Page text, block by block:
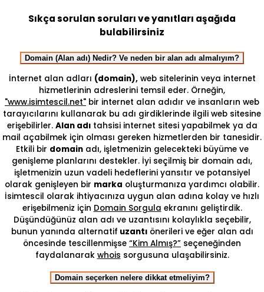
Sıkça sorulan soruları ve yanıtları aşağıda
bulabilirsiniz
Domain (Alan adı) Nedir? Ve neden bir alan adı almalıyım?
İnternet alan adları (domain),web sitelerinin veya internet
hizmetlerinin adreslerini temsil eder. Örneğin,
"www.isimtescil.net" bir internet alan adıdır ve insanların web
tarayıcılarını kullanarak bu adı girdiklerinde ilgili web sitesine
erişebilirler. Alan adıtahsisi internet sitesi yapabilmek ya da
mail açabilmek için olması gereken hizmetlerden bir tanesidir.
Etkili bir domainadı, işletmenizin gelecekteki büyüme ve
genişleme planlarını destekler. İyi seçilmiş bir domain adı,
işletmenizin uzun vadeli hedeflerini yansıtır ve potansiyel
olarak genişleyen bir marka oluşturmanıza yardımcı olabilir.
İsimtescil olarak ihtiyacınıza uygun alan adına kolay ve hızlı
erişebilmeniz için Domain Sorgula ekranını geliştirdik.
Düşündüğünüz alan adı ve uzantısını kolaylıkla seçebilir,
bunun yanında alternatif uzantıönerileri ve eğer alan adı
öncesinde tescillenmişse “Kim Almış?” seçeneğinden
faydalanarak whois sorgusuna ulaşabilirsiniz.
Domain seçerken nelere dikkat etmeliyim?